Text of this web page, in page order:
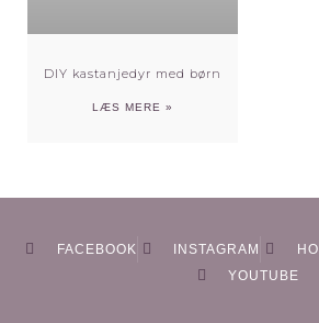
DIY kastanjedyr med børn
LÆS MERE »
FACEBOOK INSTAGRAM
YOUTUBE